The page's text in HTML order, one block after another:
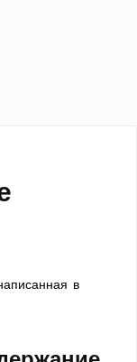
написанная в